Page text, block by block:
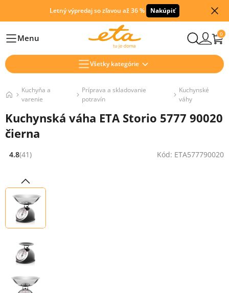
Letný výpredaj so zľavou až 36 % Nakúpiť
HlavníMenu 0
Všetky kategórie
Kuchyňa a
varenie
Príprava a skladovanie
potravín
Kuchynské
váhy
Kuchynská váha ETA Storio 5777 90020
čierna
Hodnocení: 4.8 z 5 (41 recenzí)
4.8(41) Kód: ETA577790020